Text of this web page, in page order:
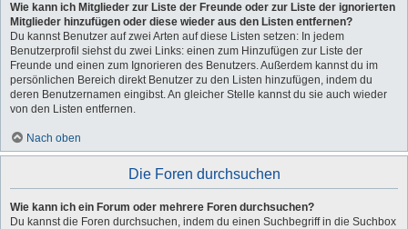
Wie kann ich Mitglieder zur Liste der Freunde oder zur Liste der ignorierten
Mitglieder hinzufügen oder diese wieder aus den Listen entfernen?
Du kannst Benutzer auf zwei Arten auf diese Listen setzen: In jedem
Benutzerprofil siehst du zwei Links: einen zum Hinzufügen zur Liste der
Freunde und einen zum Ignorieren des Benutzers. Außerdem kannst du im
persönlichen Bereich direkt Benutzer zu den Listen hinzufügen, indem du
deren Benutzernamen eingibst. An gleicher Stelle kannst du sie auch wieder
von den Listen entfernen.
Nach oben
Die Foren durchsuchen
Wie kann ich ein Forum oder mehrere Foren durchsuchen?
Du kannst die Foren durchsuchen, indem du einen Suchbegriff in die Suchbox